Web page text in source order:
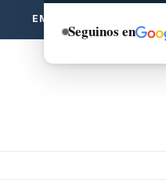
EMPRENDE VERDE
Seguinos en